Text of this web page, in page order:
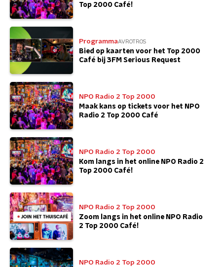
Top 2000 Café!
ProgrammaAVROTROS
Bied op kaarten voor het Top 2000
Café bij 3FM Serious Request
NPO Radio 2 Top 2000
Maak kans op tickets voor het NPO
Radio 2 Top 2000 Café
NPO Radio 2 Top 2000
Kom langs in het online NPO Radio 2
Top 2000 Café!
NPO Radio 2 Top 2000
Zoom langs in het online NPO Radio
2 Top 2000 Café!
NPO Radio 2 Top 2000